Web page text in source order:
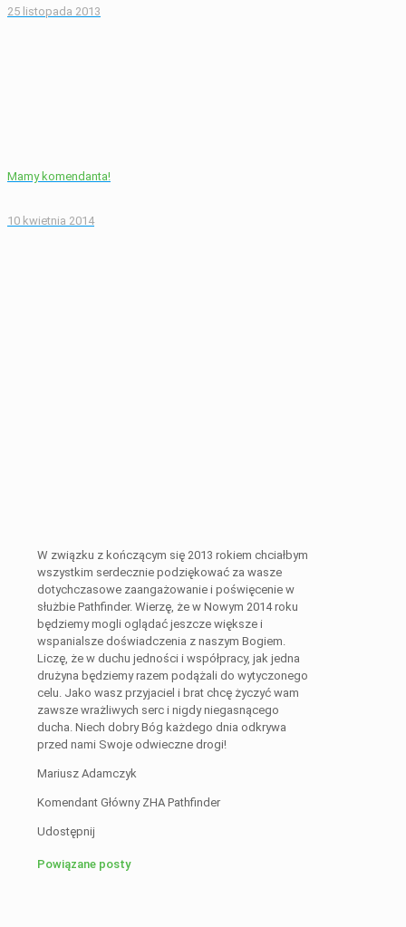
25 listopada 2013
Mamy komendanta!
10 kwietnia 2014
W związku z kończącym się 2013 rokiem chciałbym
wszystkim serdecznie podziękować za wasze
dotychczasowe zaangażowanie i poświęcenie w
służbie Pathfinder. Wierzę, że w Nowym 2014 roku
będziemy mogli oglądać jeszcze większe i
wspanialsze doświadczenia z naszym Bogiem.
Liczę, że w duchu jedności i współpracy, jak jedna
drużyna będziemy razem podążali do wytyczonego
celu. Jako wasz przyjaciel i brat chcę życzyć wam
zawsze wrażliwych serc i nigdy niegasnącego
ducha. Niech dobry Bóg każdego dnia odkrywa
przed nami Swoje odwieczne drogi!
Mariusz Adamczyk
Komendant Główny ZHA Pathfinder
Udostępnij
Powiązane posty